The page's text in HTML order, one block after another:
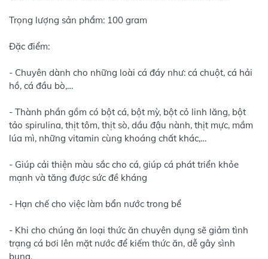
Trọng lượng sản phẩm: 100 gram
Đặc điểm:
- Chuyên dành cho những loài cá đáy như: cá chuột, cá hải
hồ, cá đầu bò,…
- Thành phần gồm có bột cá, bột mỳ, bột cỏ linh lăng, bột
tảo spirulina, thịt tôm, thịt sò, dầu đậu nành, thịt mực, mầm
lúa mì, những vitamin cùng khoáng chất khác,…
- Giúp cải thiện màu sắc cho cá, giúp cá phát triển khỏe
mạnh và tăng được sức đề kháng
- Hạn chế cho việc làm bẩn nước trong bể
- Khi cho chúng ăn loại thức ăn chuyên dụng sẽ giảm tình
trạng cá bơi lên mặt nước để kiếm thức ăn, dễ gây sình
bụng.